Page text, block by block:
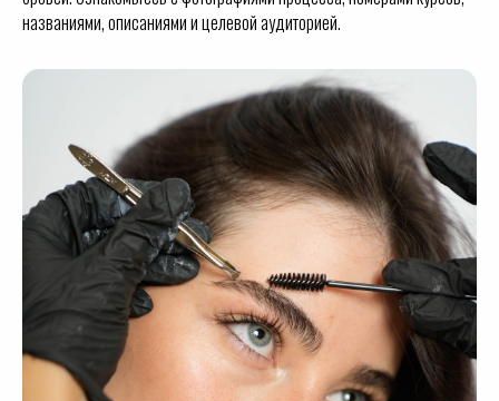
названиями, описаниями и целевой аудиторией.